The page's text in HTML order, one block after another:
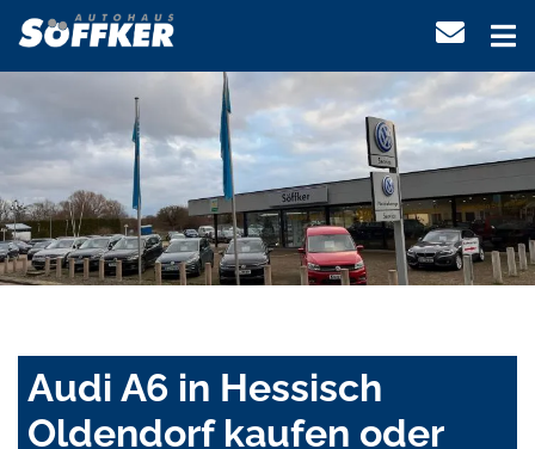
Audi A6 in Hessisch
Oldendorf kaufen oder